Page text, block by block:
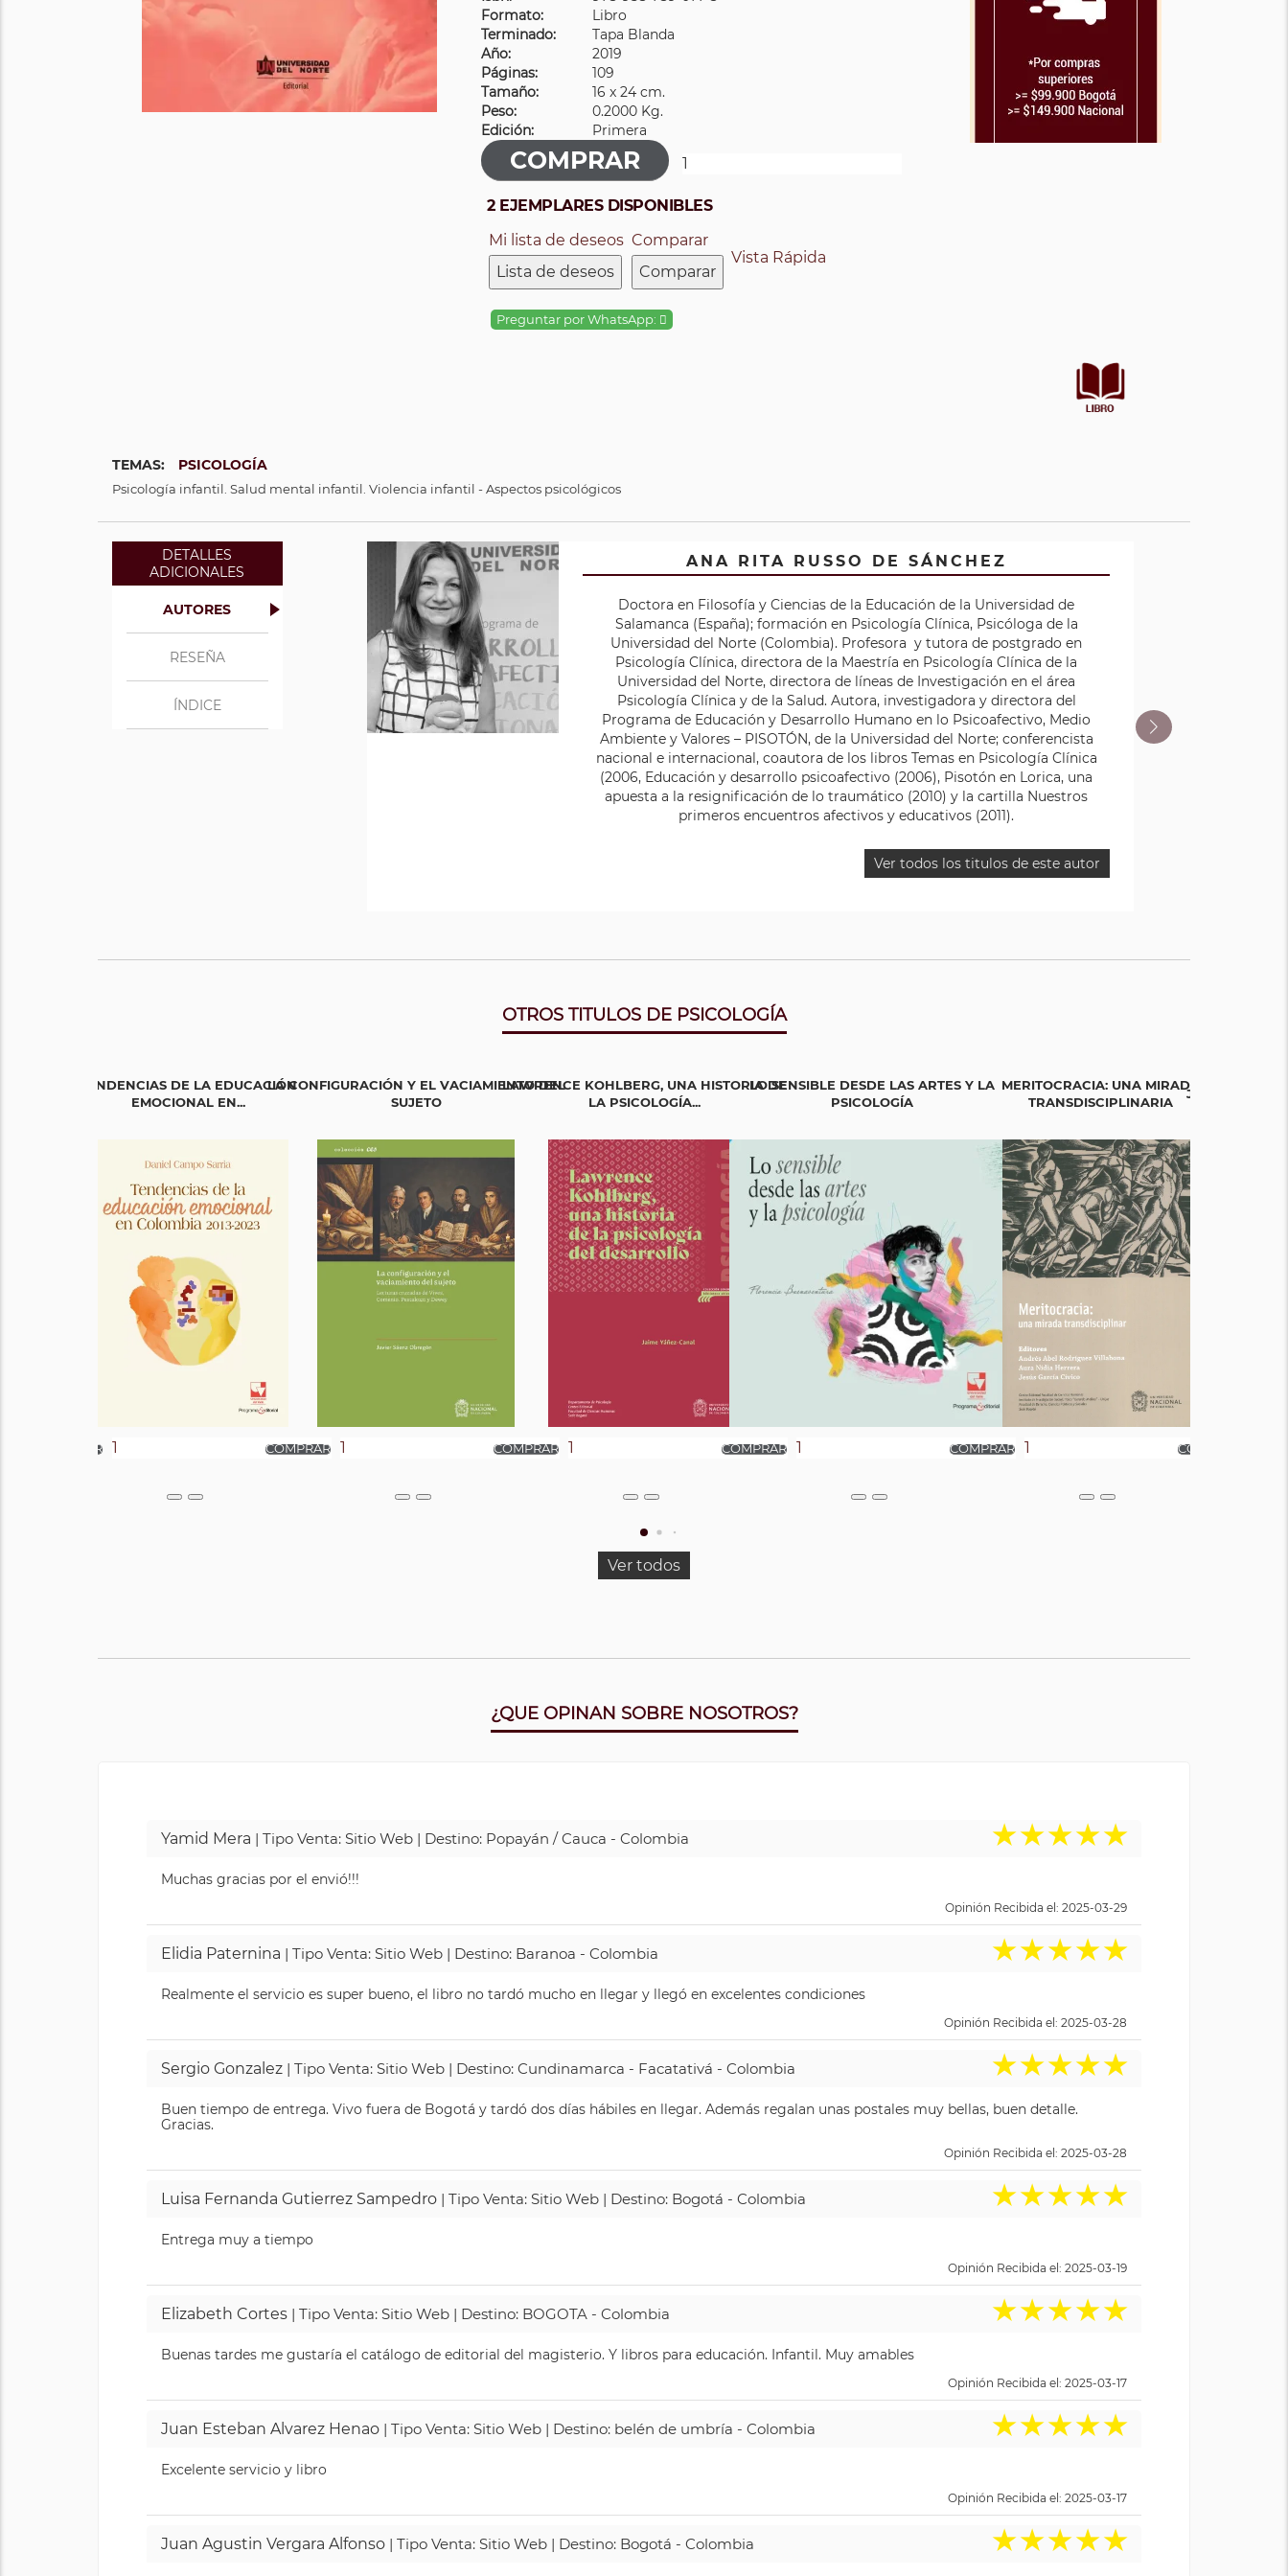
Formato:
Libro
Terminado:
Tapa Blanda
Año:
2019
Páginas:
109
Tamaño:
16 x 24 cm.
Peso:
0.2000 Kg.
Edición:
Primera
2 EJEMPLARES DISPONIBLES
Mi lista de deseos
Lista de deseos
Comparar
Comparar
Vista Rápida
Preguntar por WhatsApp:
TEMAS: PSICOLOGÍA
Psicología infantil. Salud mental infantil. Violencia infantil - Aspectos psicológicos
DETALLES
ADICIONALES
AUTORES
RESEÑA
ÍNDICE
ANA RITA RUSSO DE SÁNCHEZ
Doctora en Filosofía y Ciencias de la Educación de la Universidad de
Salamanca (España); formación en Psicología Clínica, Psicóloga de la
Universidad del Norte (Colombia). Profesora y tutora de postgrado en
Psicología Clínica, directora de la Maestría en Psicología Clínica de la
Universidad del Norte, directora de líneas de Investigación en el área
Psicología Clínica y de la Salud. Autora, investigadora y directora del
Programa de Educación y Desarrollo Humano en lo Psicoafectivo, Medio
Ambiente y Valores – PISOTÓN, de la Universidad del Norte; conferencista
nacional e internacional, coautora de los libros Temas en Psicología Clínica
(2006, Educación y desarrollo psicoafectivo (2006), Pisotón en Lorica, una
apuesta a la resignificación de lo traumático (2010) y la cartilla Nuestros
primeros encuentros afectivos y educativos (2011).
Ver todos los titulos de este autor
LEONARDO RAFAEL MASS TORRES
Candidato a Doctor en Psicoanálisis, Universidad Andrés Bello (Chile).
Magíster en Psicoanálisis, Universidad Andrés Bello (Chile).
Magíster en Psicología, Universidad del Norte (Colombia).
Ver todos los titulos de este autor
VIANA ÁNGELA BUSTOS ARCÓN
Becaria Colciencias-Uninorte del Doctorado en Psicología, Universidad del
Norte (Colombia).
Magíster en Pscología, Universidad del Norte.
Ver todos los titulos de este autor
OTROS TITULOS DE PSICOLOGÍA
TENDENCIAS DE LA EDUCACIÓN
EMOCIONAL EN...
LA CONFIGURACIÓN Y EL VACIAMIENTO DEL
SUJETO
LAWRENCE KOHLBERG, UNA HISTORIA DE
LA PSICOLOGÍA...
LO SENSIBLE DESDE LAS ARTES Y LA
PSICOLOGÍA
MERITOCRACIA: UNA MIRADA
TRANSDISCIPLINARIA
JUNG Y EL
Ver todos
¿QUE OPINAN SOBRE NOSOTROS?
Yamid Mera | Tipo Venta: Sitio Web | Destino: Popayán / Cauca - Colombia ★★★★★
Muchas gracias por el envió!!!
Opinión Recibida el: 2025-03-29
Elidia Paternina | Tipo Venta: Sitio Web | Destino: Baranoa - Colombia ★★★★★
Realmente el servicio es super bueno, el libro no tardó mucho en llegar y llegó en excelentes condiciones
Opinión Recibida el: 2025-03-28
Sergio Gonzalez | Tipo Venta: Sitio Web | Destino: Cundinamarca - Facatativá - Colombia ★★★★★
Buen tiempo de entrega. Vivo fuera de Bogotá y tardó dos días hábiles en llegar. Además regalan unas postales muy bellas, buen detalle.
Gracias.
Opinión Recibida el: 2025-03-28
Luisa Fernanda Gutierrez Sampedro | Tipo Venta: Sitio Web | Destino: Bogotá - Colombia ★★★★★
Entrega muy a tiempo
Opinión Recibida el: 2025-03-19
Elizabeth Cortes | Tipo Venta: Sitio Web | Destino: BOGOTA - Colombia ★★★★★
Buenas tardes me gustaría el catálogo de editorial del magisterio. Y libros para educación. Infantil. Muy amables
Opinión Recibida el: 2025-03-17
Juan Esteban Alvarez Henao | Tipo Venta: Sitio Web | Destino: belén de umbría - Colombia ★★★★★
Excelente servicio y libro
Opinión Recibida el: 2025-03-17
Juan Agustin Vergara Alfonso | Tipo Venta: Sitio Web | Destino: Bogotá - Colombia ★★★★★